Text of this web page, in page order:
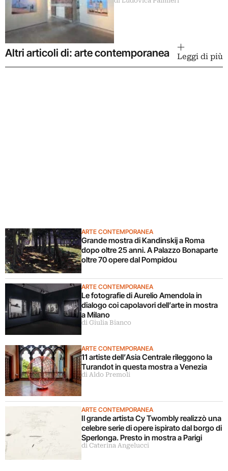
Altri articoli di: arte contemporanea Leggi di più
ARTE CONTEMPORANEA
Grande mostra di Kandinskij a Roma
dopo oltre 25 anni. A Palazzo Bonaparte
oltre 70 opere dal Pompidou
ARTE CONTEMPORANEA
Le fotografie di Aurelio Amendola in
dialogo coi capolavori dell’arte in mostra
a Milano
di Giulia Bianco
ARTE CONTEMPORANEA
11 artiste dell’Asia Centrale rileggono la
Turandot in questa mostra a Venezia
di Aldo Premoli
ARTE CONTEMPORANEA
Il grande artista Cy Twombly realizzò una
celebre serie di opere ispirato dal borgo di
Sperlonga. Presto in mostra a Parigi
di Caterina Angelucci